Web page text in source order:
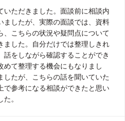
ただきました。面談前に相談内
ましたが、実際の面談では、資料
こちらの状況や疑問点について
ました。自分だけでは整理しきれ
をしながら確認することができ
めて整理する機会にもなりまし
したが、こちらの話を聞いていた
で参考になる相談ができたと思い
。